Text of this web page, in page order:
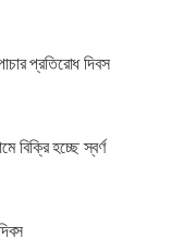
প্রতিরোধ দিবস
বিক্রি হচ্ছে স্বর্ণ